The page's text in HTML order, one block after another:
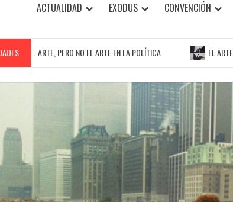
ACTUALIDAD EXODUS CONVENCIÓN
PERO NO EL ARTE EN LA POLÍTICA EL ARTE COMO